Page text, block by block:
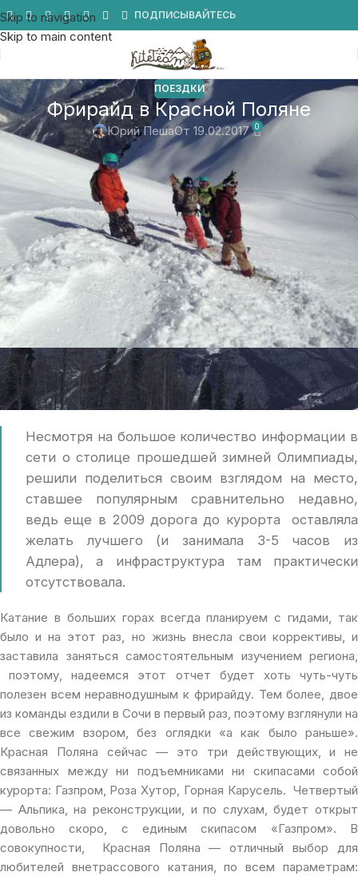
Skip to navigation
Skip to main content
ПОДПИСЫВАЙТЕСЬ
ПОЕЗДКИ
Фрирайд в Красной Поляне
Юрий ПешаОт 19.02.2017 0
Несмотря на большое количество информации в
сети о столице прошедшей зимней Олимпиады,
решили поделиться своим взглядом на место,
ставшее популярным сравнительно недавно,
ведь еще в 2009 дорога до курорта оставляла
желать лучшего (и занимала 3-5 часов из
Адлера), а инфраструктура там практически
отсутствовала.
Катание в больших горах всегда планируем с гидами, так
было и на этот раз, но жизнь внесла свои коррективы, и
заставила заняться самостоятельным изучением региона,
поэтому, надеемся этот отчет будет хоть чуть-чуть
полезен всем неравнодушным к фрирайду. Тем более, двое
из команды ездили в Сочи в первый раз, поэтому взглянули на
все свежим взором, без оглядки «а как было раньше».
Красная Поляна сейчас — это три действующих, и не
связанных между ни подъемниками ни скипасами собой
курорта: Газпром, Роза Хутор, Горная Карусель. Четвертый
— Альпика, на реконструкции, и по слухам, будет открыт
довольно скоро, с единым скипасом «Газпром». В
совокупности, Красная Поляна — отличный выбор для
любителей внетрассового катания, по всем параметрам: